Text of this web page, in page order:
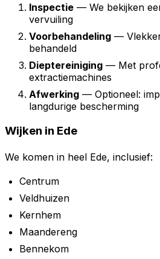
Inspectie — We bekijken
vervuiling
Voorbehandeling —
behandeld
Dieptereiniging — Met
extractiemachines
Afwerking — Optioneel:
langdurige bescherming
Wijken in Ede
We komen in heel Ede, inclusief:
Centrum
Veldhuizen
Kernhem
Maandereng
Bennekom